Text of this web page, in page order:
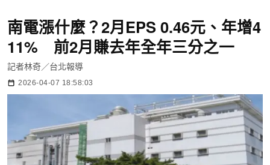
南電漲什麼？2月EPS 0.46元、年增4
11% 前2月賺去年全年三分之一
記者林奇／台北報導
2026-04-07 18:58:03